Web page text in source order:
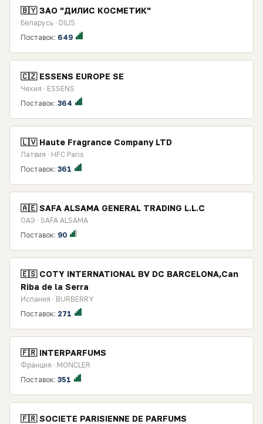
🇧🇾 ЗАО "ДИЛИС КОСМЕТИК"
Беларусь · DILIS
Поставок: 649
🇨🇿 ESSENS EUROPE SE
Чехия · ESSENS
Поставок: 364
🇱🇻 Haute Fragrance Company LTD
Латвия · HFC Paris
Поставок: 361
🇦🇪 SAFA ALSAMA GENERAL TRADING L.L.C
ОАЭ · SAFA ALSAMA
Поставок: 90
🇪🇸 COTY INTERNATIONAL BV DC BARCELONA,Can
Riba de la Serra
Испания · BURBERRY
Поставок: 271
🇫🇷 INTERPARFUMS
Франция · MONCLER
Поставок: 351
🇫🇷 SOCIETE PARISIENNE DE PARFUMS